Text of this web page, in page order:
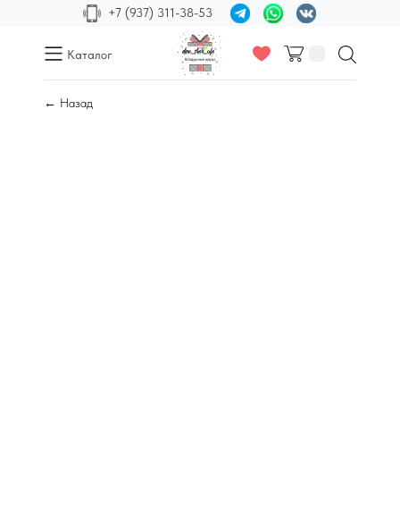
+7 (937) 311-38-53
Каталог
← Назад